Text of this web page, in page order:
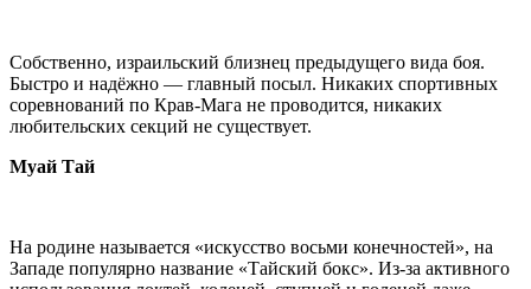
Собственно, израильский близнец предыдущего вида боя.
Быстро и надёжно — главный посыл. Никаких спортивных
соревнований по Крав-Мага не проводится, никаких
любительских секций не существует.
Муай Тай
На родине называется «искусство восьми конечностей», на
Западе популярно название «Тайский бокс». Из-за активного